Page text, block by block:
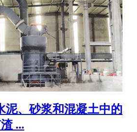
泥、砂浆和混凝土中的
...